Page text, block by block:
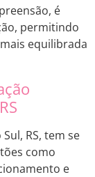
é
permitindo
equilibrada
RS, tem se
como
e